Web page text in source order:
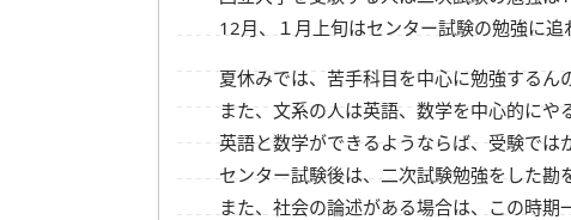
12月、１月上旬はセンター試験の勉強に追
夏休みでは、苦手科目を中心に勉強するん
また、文系の人は英語、数学を中心的にや
英語と数学ができるようならば、受験では
センター試験後は、二次試験勉強をした
また、社会の論述がある場合は、この時期